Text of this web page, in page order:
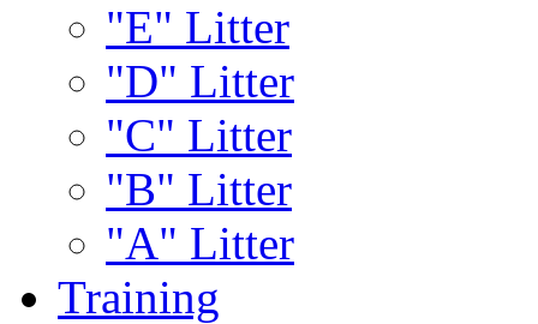
"E" Litter
"D" Litter
"C" Litter
"B" Litter
"A" Litter
Training